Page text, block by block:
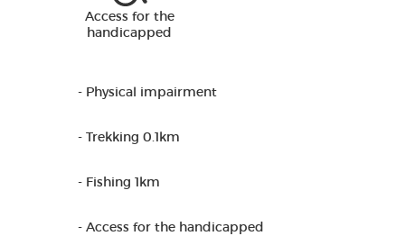
Access for the
handicapped
- Physical impairment
- Trekking 0.1km
- Fishing 1km
- Access for the handicapped